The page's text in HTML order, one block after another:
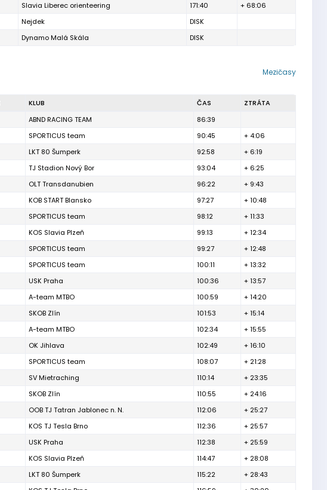
Slavia Liberec orienteering 171:40
+ 68:06
Nejdek
DISK
Dynamo Malá Skála DISK
Mezičasy
KLUB ČAS
ZTRÁTA
ABND RACING TEAM
86:39
SPORTICUS team 90:45
+ 4:06
LKT 80 Šumperk 92:58
+ 6:19
TJ Stadion Nový Bor 93:04
+ 6:25
OLT Transdanubien 96:22
+ 9:43
KOB START Blansko 97:27
+ 10:48
SPORTICUS team 98:12
+ 11:33
KOS Slavia Plzeň 99:13
+ 12:34
SPORTICUS team 99:27
+ 12:48
SPORTICUS team 100:11
+ 13:32
USK Praha 100:36
+ 13:57
A-team MTBO 100:59
+ 14:20
SKOB Zlín 101:53
+ 15:14
A-team MTBO 102:34
+ 15:55
OK Jihlava 102:49
+ 16:10
SPORTICUS team 108:07
+ 21:28
SV Mietraching 110:14
+ 23:35
SKOB Zlín 110:55
+ 24:16
OOB TJ Tatran Jablonec n. N. 112:06
+ 25:27
KOS TJ Tesla Brno 112:36
+ 25:57
USK Praha 112:38
+ 25:59
KOS Slavia Plzeň 114:47
+ 28:08
LKT 80 Šumperk 115:22
+ 28:43